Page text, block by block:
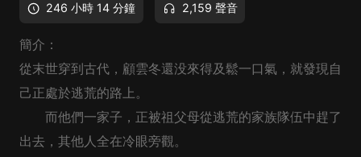
246 小時 14 分鐘 2,159 聲音
簡介：
從末世穿到古代，顧雲冬還没來得及鬆一口氣，就發現自
己正處於逃荒的路上。
而他們一家子，正被祖父母從逃荒的家族隊伍中趕了
出去，其他人全在冷眼旁觀。